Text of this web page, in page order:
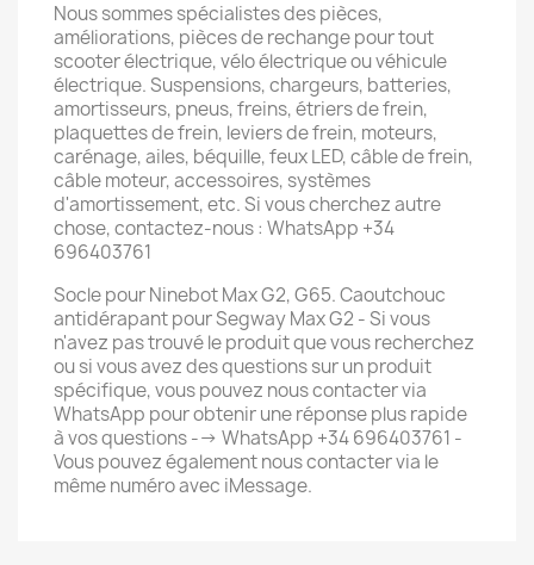
Nous sommes spécialistes des pièces,
améliorations, pièces de rechange pour tout
scooter électrique, vélo électrique ou véhicule
électrique. Suspensions, chargeurs, batteries,
amortisseurs, pneus, freins, étriers de frein,
plaquettes de frein, leviers de frein, moteurs,
carénage, ailes, béquille, feux LED, câble de frein,
câble moteur, accessoires, systèmes
d'amortissement, etc. Si vous cherchez autre
chose, contactez-nous : WhatsApp +34
696403761
Socle pour Ninebot Max G2, G65. Caoutchouc
antidérapant pour Segway Max G2 - Si vous
n'avez pas trouvé le produit que vous recherchez
ou si vous avez des questions sur un produit
spécifique, vous pouvez nous contacter via
WhatsApp pour obtenir une réponse plus rapide
à vos questions --> WhatsApp +34 696403761 -
Vous pouvez également nous contacter via le
même numéro avec iMessage.